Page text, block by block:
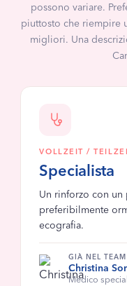
possono variare.
piuttosto che riempire
migliori. Una
VOLLZEIT /
Specialista
Un rinforzo con
preferibilmente
ecografia.
GIÀ NEL TEAM
Christina
Medico